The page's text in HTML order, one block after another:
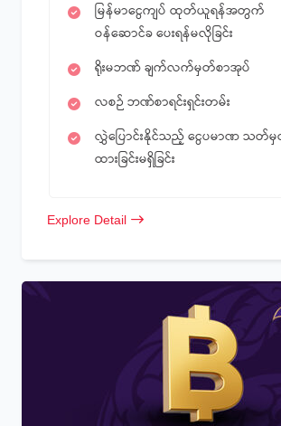
မြန်မာငွေကျပ် ထုတ်ယူရန်အတွက်
ဝန်ဆောင်ခ ပေးရန်မလိုခြင်း
ရိုးမဘဏ် ချက်လက်မှတ်စာအုပ်
လစဉ် ဘဏ်စာရင်းရှင်းတမ်း
လွှဲပြောင်းနိုင်သည့် ငွေပမာဏ သတ်
ထားခြင်းမရှိခြင်း
Explore Detail